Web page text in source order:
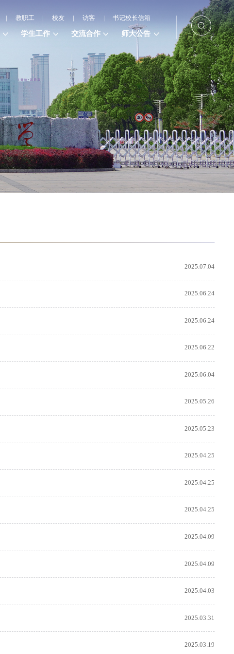
| 教职工 | 校友 | 访客 | 书记校长信箱
学生工作 交流合作 师大公告
2025.07.04
2025.06.24
2025.06.24
2025.06.22
2025.06.04
2025.05.26
2025.05.23
2025.04.25
2025.04.25
2025.04.25
2025.04.09
2025.04.09
2025.04.03
2025.03.31
2025.03.19